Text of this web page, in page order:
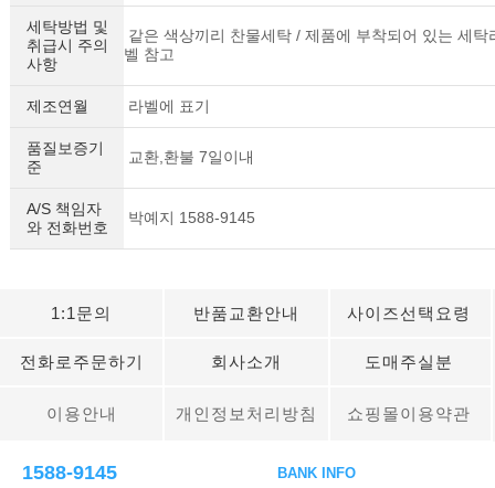
세탁방법 및
취급시 주의
사항
같은 색상끼리 찬물세탁 / 제품에 부착되어 있는 세탁
벨 참고
제조연월 라벨에 표기
품질보증기
준
교환,환불 7일이내
A/S 책임자
와 전화번호
박예지 1588-9145
1:1문의 반품교환안내 사이즈선택요령
전화로주문하기 회사소개 도매주실분
이용안내 개인정보처리방침 쇼핑몰이용약관
1588-9145 BANK INFO